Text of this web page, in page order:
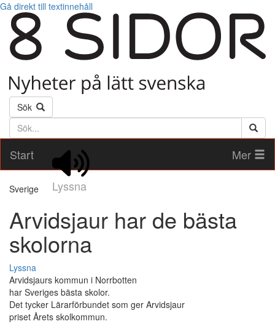
Gå direkt till textinnehåll
Sök
Söktext
Start
Lyssna
Mer
Sverige
Arvidsjaur har de bästa
skolorna
Lyssna
Arvidsjaurs kommun i Norrbotten
har Sveriges bästa skolor.
Det tycker Lärarförbundet som ger Arvidsjaur
priset Årets skolkommun.